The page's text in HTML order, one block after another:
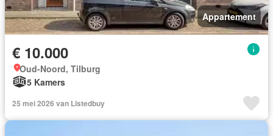
Appartement
€ 10.000
Oud-Noord, Tilburg
5 Kamers
25 mei 2026 van Listedbuy